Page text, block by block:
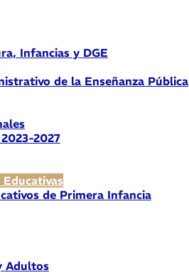
Infancias y DGE
de la Enseñanza Pública
2027
de Primera Infancia
Adultos